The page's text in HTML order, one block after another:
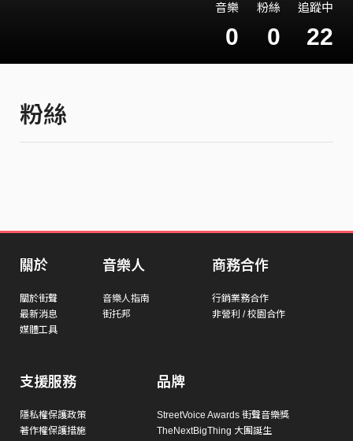
音樂
0
粉絲
0
追蹤中
22
粉絲
關於
關於街聲
最新消息
媒體工具
音樂人
音樂人指南
街托邦
商務合作
行銷業務合作
非營利 / 校園合作
支援服務
隱私權保護政策
著作權保護措施
品牌
StreetVoice Awards 街聲音樂獎
TheNextBigThing 大團誕生